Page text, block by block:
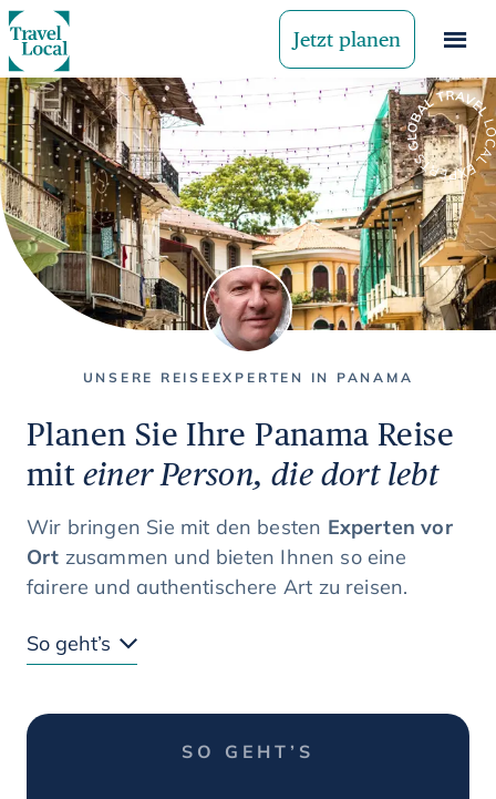
Jetzt planen
Planen Sie Ihre Panama Reise
mit einer Person, die dort lebt
Wir bringen Sie mit den besten Experten vor
Ort zusammen und bieten Ihnen so eine
fairere und authentischere Art zu reisen.
So geht’s
UNSERE REISEEXPERTEN IN PANAMA
SO GEHT’S